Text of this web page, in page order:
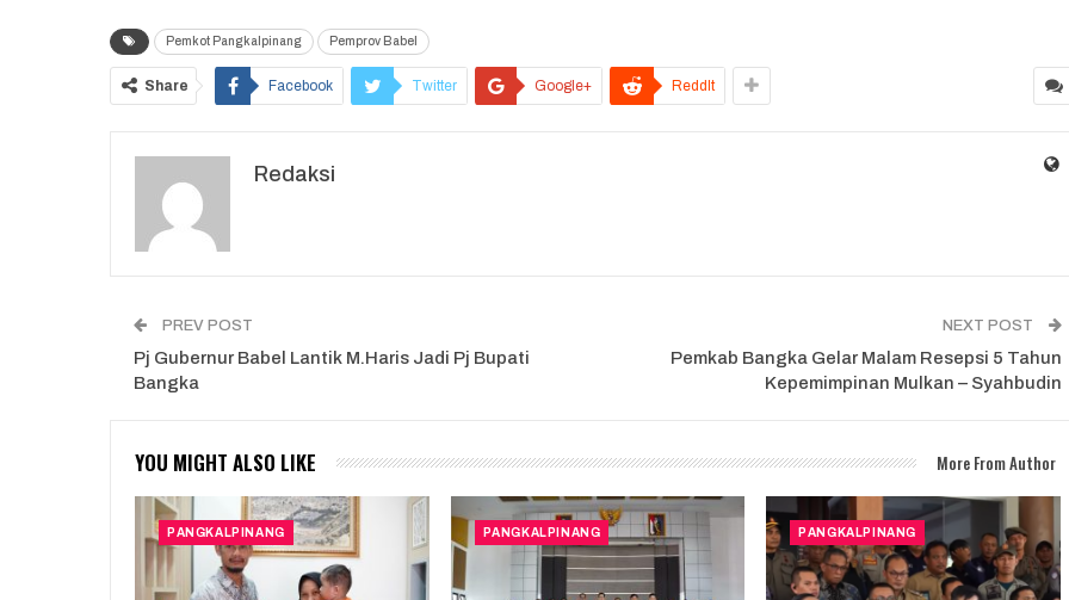
Pemkot Pangkalpinang Pemprov Babel
Share Facebook Twitter Google+ ReddIt
Redaksi
PREV POST
Pj Gubernur Babel Lantik M.Haris Jadi Pj Bupati
Bangka
NEXT POST
Pemkab Bangka Gelar Malam Resepsi 5 Tahun
Kepemimpinan Mulkan – Syahbudin
YOU MIGHT ALSO LIKE More From Author
PANGKALPINANG PANGKALPINANG PANGKALPINANG